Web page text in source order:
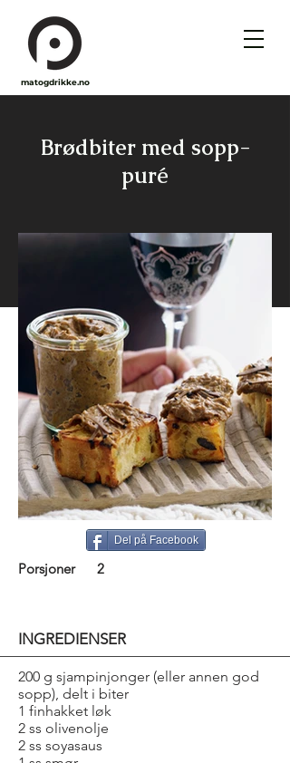
matogdrikke.no
Brødbiter med sopp-
puré
Del på Facebook
Porsjoner 2
INGREDIENSER
200 g sjampinjonger (eller annen god
sopp), delt i biter
1 finhakket løk
2 ss olivenolje
2 ss soyasaus